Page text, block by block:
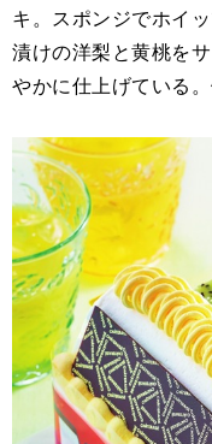
キ。スポンジでホイ
漬けの洋梨と黄桃を
やかに仕上げている